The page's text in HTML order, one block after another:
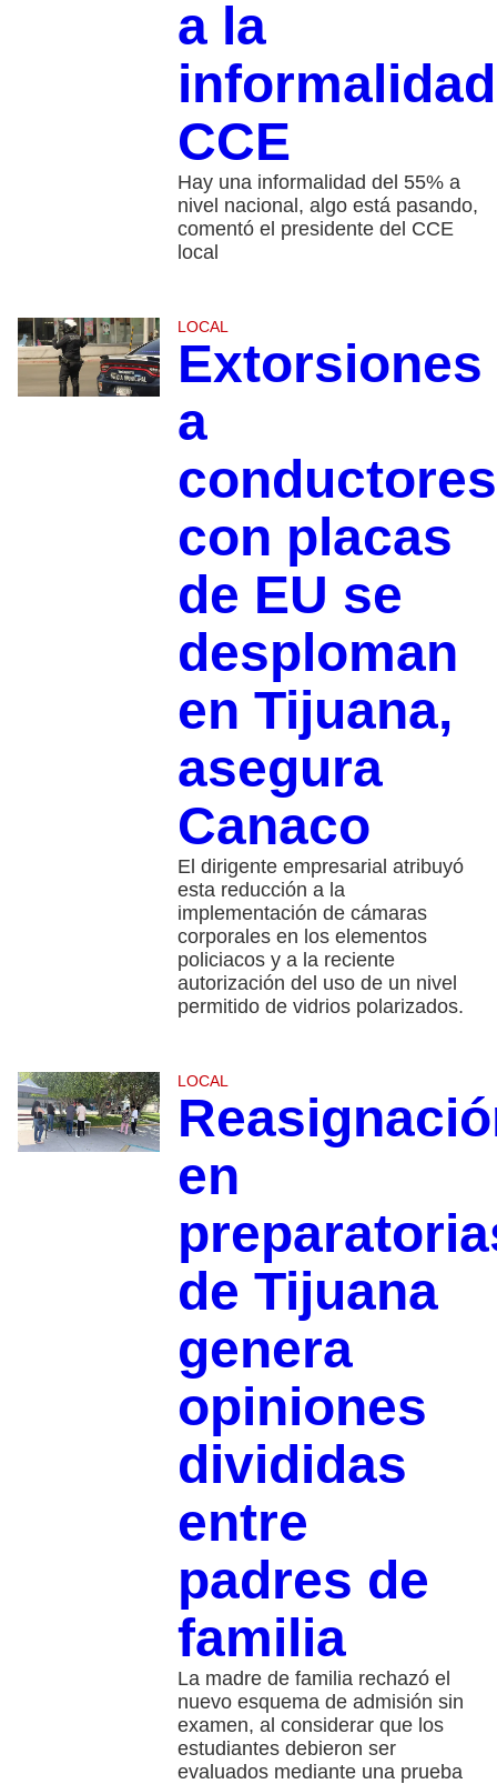
a la
CCE
Hay una informalidad del 55% a
nivel nacional, algo está pasando,
comentó el presidente del CCE
local
LOCAL
Extorsiones
a
conductores
con placas
de EU se
desploman
en Tijuana,
asegura
Canaco
El dirigente empresarial atribuyó
esta reducción a la
implementación de cámaras
corporales en los elementos
policiacos y a la reciente
autorización del uso de un nivel
permitido de vidrios polarizados.
LOCAL
en
de Tijuana
genera
opiniones
divididas
entre
padres de
familia
La madre de familia rechazó el
nuevo esquema de admisión sin
examen, al considerar que los
estudiantes debieron ser
evaluados mediante una prueba